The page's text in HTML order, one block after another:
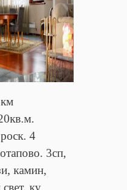
4
3сп,
камин,
ку